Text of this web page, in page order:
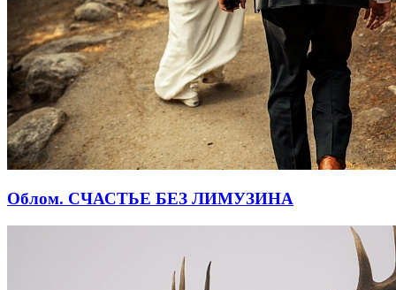
Облом. СЧАСТЬЕ БЕЗ ЛИМУЗИНА